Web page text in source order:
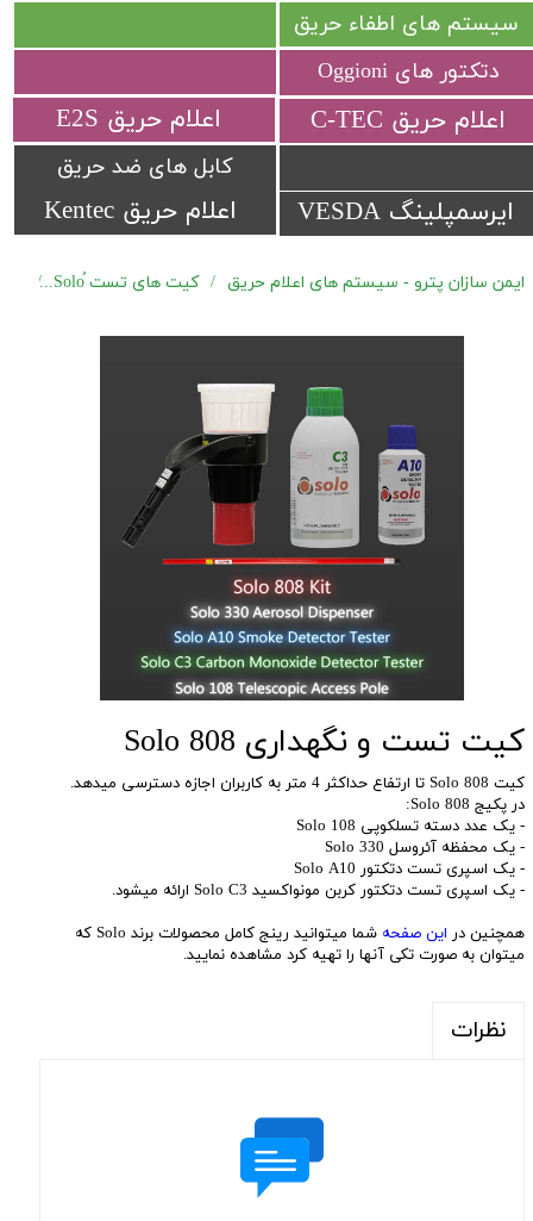
اعلام حریق Kentec
​اعلام حریق C-TEC​​​​​​​ ​اعلام حریق E2S
ایرسمپلینگ VESDA
سیستم های اطفاء حریق
کابل های ضد حریق
دتکتور های Oggioni
ایمن سازان پترو - سیستم های اعلام حریق کیت های تست ُSolo
کیت تست و نگهداری Solo 808
کیت Solo 808 تا ارتفاع حداکثر 4 متر به کاربران اجازه دسترسی میدهد.
در پکیج Solo 808:
- یک عدد دسته تسلکوپی Solo 108
- یک محفظه آئروسل Solo 330
- یک اسپری تست دتکتور Solo A10
- یک اسپری تست دتکتور کربن مونواکسید Solo C3 ارائه میشود.
همچنین در این صفحه
شما میتوانید رینج کامل محصولات برند Solo که
میتوان به صورت تکی آنها را تهیه کرد مشاهده نمایید.
نظرات